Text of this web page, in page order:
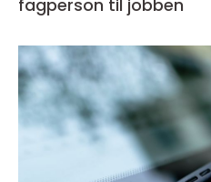
fagperson til jobben